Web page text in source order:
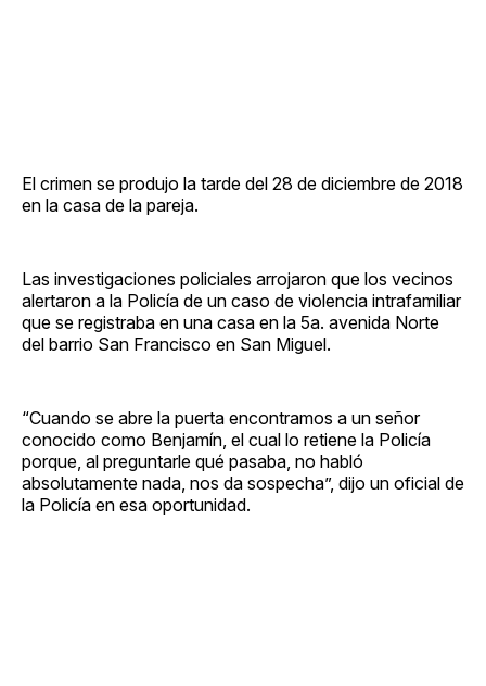
El crimen se produjo la tarde del 28 de diciembre de 2018
en la casa de la pareja.
Las investigaciones policiales arrojaron que los vecinos
alertaron a la Policía de un caso de violencia intrafamiliar
que se registraba en una casa en la 5a. avenida Norte
del barrio San Francisco en San Miguel.
“Cuando se abre la puerta encontramos a un señor
conocido como Benjamín, el cual lo retiene la Policía
porque, al preguntarle qué pasaba, no habló
absolutamente nada, nos da sospecha”, dijo un oficial de
la Policía en esa oportunidad.